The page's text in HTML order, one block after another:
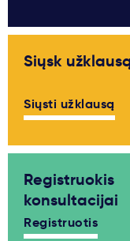
Siųsk
Siųsti užklausą
Registruokis
konsultacijai
Registruotis